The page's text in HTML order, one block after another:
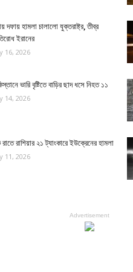
দফায় হামলা চালালো যুক্তরাষ্ট্র, তীব্র
ইরানের
16, 2026
ভারি বৃষ্টিতে বাড়ির ছাদ ধসে নিহত ১১
14, 2026
রাশিয়ার ২১ ট্যাংকারে ইউক্রেনের হামলা
11, 2026
Advertisement